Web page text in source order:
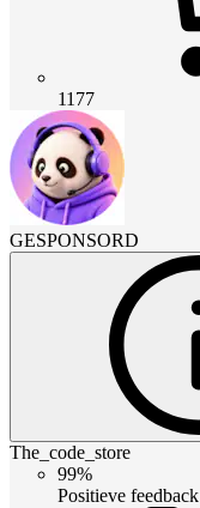
1177
GESPONSORD
The_code_store
99%
Positieve feedback